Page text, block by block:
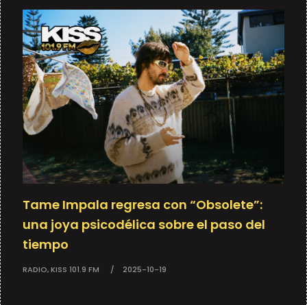
Tame Impala regresa con “Obsolete”:
una joya psicodélica sobre el paso del
tiempo
RADIO, KISS 101.9 FM 2025-10-19